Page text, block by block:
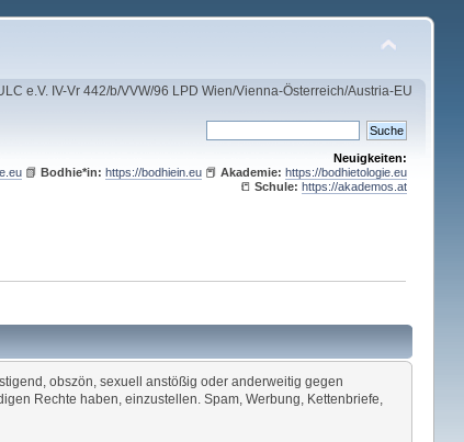
e.V. IV-Vr 442/b/VVW/96 LPD Wien/Vienna-Österreich/Austria-EU
Neuigkeiten:
📗Bodhie*in: https://bodhiein.eu 📕Akademie: https://bodhietologie.eu
📒Schule: https://akademos.at
obszön, sexuell anstößig oder anderweitig gegen
Rechte haben, einzustellen. Spam, Werbung, Kettenbriefe,